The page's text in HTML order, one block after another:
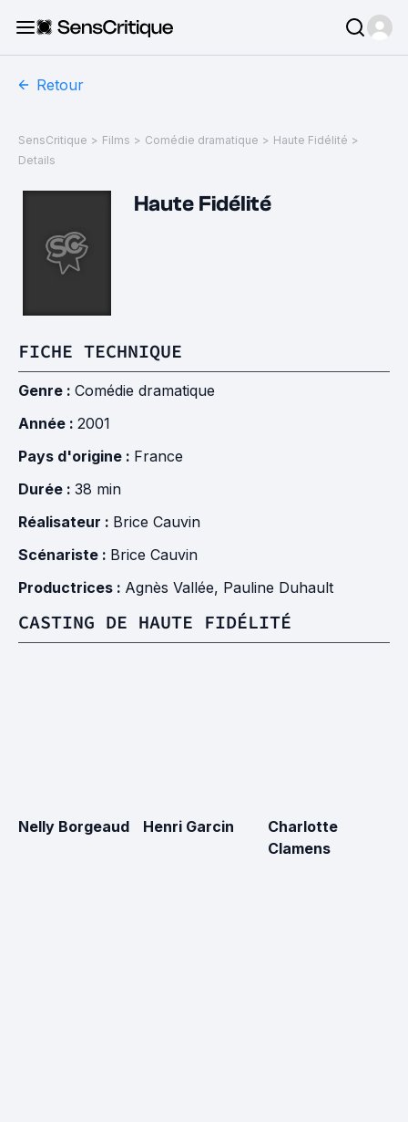
Retour
SensCritique > Films > Comédie dramatique > Haute Fidélité >
Details
Haute Fidélité
FICHE TECHNIQUE
Genre : Comédie dramatique
Année : 2001
Pays d'origine : France
Durée : 38 min
Réalisateur : Brice Cauvin
Scénariste : Brice Cauvin
Productrices : Agnès Vallée, Pauline Duhault
CASTING DE HAUTE FIDÉLITÉ
Nelly Borgeaud Henri Garcin
Charlotte
Clamens